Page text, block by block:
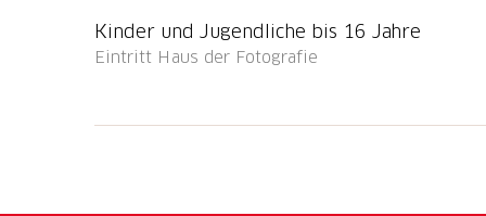
Auf Anfrage werden im Haus der
Kinder und Jugendliche bis 16 Jahre
Eintritt Haus der Fotografie